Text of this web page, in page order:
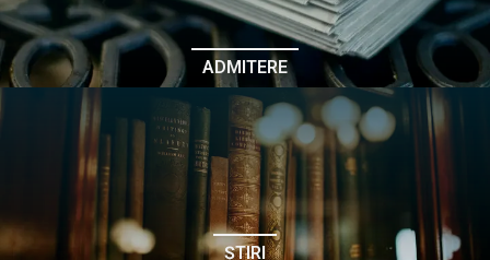
Erasmus & Internațional
Despre Facultate
ADMITERE
ȘTIRI